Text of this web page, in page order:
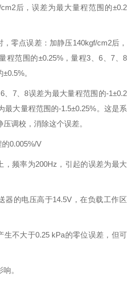
后，误差为最大量程范围的±0.2
零点误差：加静压140kgf/cm2后，
程范围的±0.25%，量程3、6、7、8
。
7、8误差为最大量程范围的-1±0.2
最大量程范围的-1.5±0.25%。这是系
调校，消除这个误差。
0.005%/V
频率为200Hz，引起的误差为最大
器的电压高于14.5V，在负载工作区
不大于0.25 kPa的零位误差，但可
。